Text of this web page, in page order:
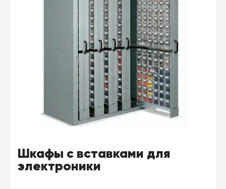
Шкафы с вставками для
электроники